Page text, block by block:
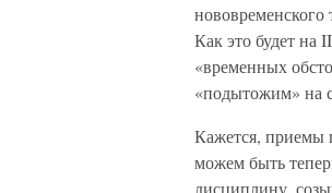
Как это будет на
«временных
«подытожим» на
Кажется, приемы
можем быть
дисциплину,